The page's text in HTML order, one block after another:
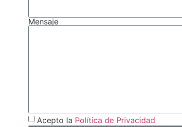
Mensaje
Acepto la Política de Privacidad